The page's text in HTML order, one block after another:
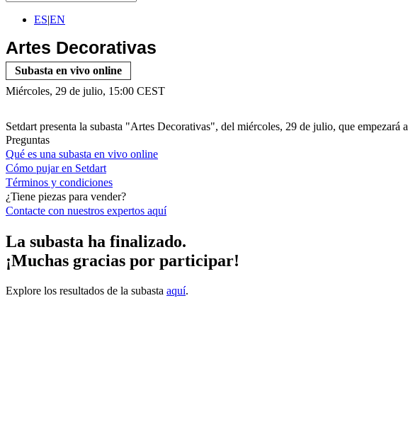
ES|EN
Artes Decorativas
Subasta en vivo online
Miércoles, 29 de julio, 15:00 CEST
Setdart presenta la subasta "Artes Decorativas", del miércoles, 29 de julio, que
Preguntas
Qué es una subasta en vivo online
Cómo pujar en Setdart
Términos y condiciones
¿Tiene piezas para vender?
Contacte con nuestros expertos aquí
La subasta ha finalizado.
¡Muchas gracias por participar!
Explore los resultados de la subasta aquí.